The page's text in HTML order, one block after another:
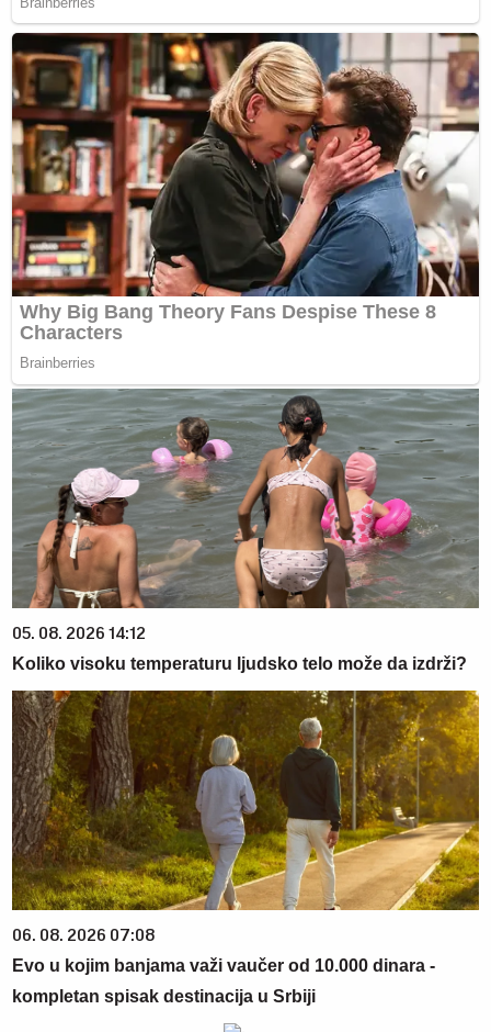
05. 08. 2026 14:12
Koliko visoku temperaturu ljudsko telo može da izdrži?
06. 08. 2026 07:08
Evo u kojim banjama važi vaučer od 10.000 dinara -
kompletan spisak destinacija u Srbiji